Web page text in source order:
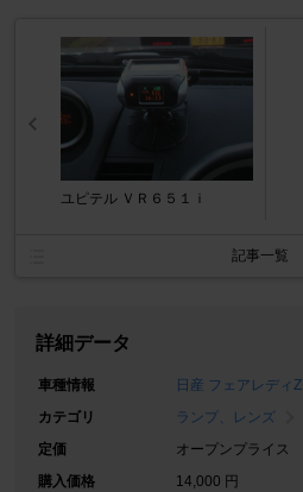
ユピテル ＶＲ６５１ｉ
記事一覧
詳細データ
車種情報
日産 フェアレディZ
カテゴリ
ランプ、レンズ
定価
オープンプライス
購入価格
14,000 円